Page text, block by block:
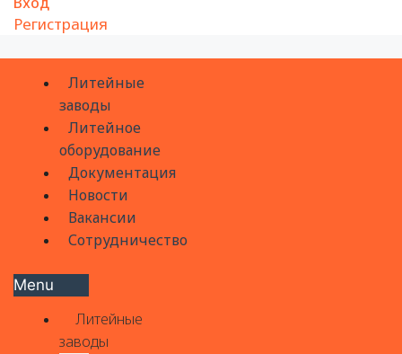
Регистрация
Литейные
заводы
Литейное
оборудование
Документация
Новости
Вакансии
Сотрудничество
Menu
Литейные
заводы